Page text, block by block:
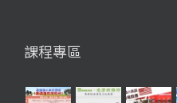
課程專區